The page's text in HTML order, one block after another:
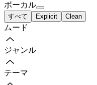
ボーカル
すべて Explicit Clean
ムード
ジャンル
テーマ